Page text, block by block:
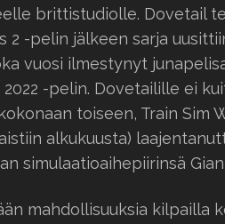
brittistudiolle. Dovetail
2 -pelin jälkeen sarja
vuosi ilmestynyt
2022 -pelin. Dovetailille ei
toiseen, Train Sim
alkukuusta)
simulaatioaihepiirinsä
mahdollisuuksia kilpailla